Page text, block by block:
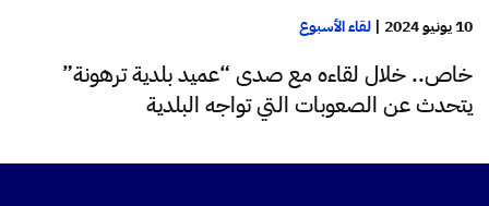
10 يونيو 2024 | لقاء الأسبوع
خاص.. خلال لقاءه مع صدى “عميد بلدية ترهونة”
يتحدث عن الصعوبات التي تواجه البلدية